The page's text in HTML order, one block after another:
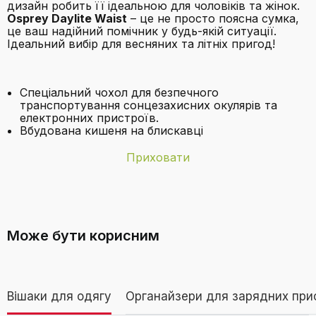
дизайн робить її ідеальною для чоловіків та жінок.
Osprey Daylite Waist – це не просто поясна сумка,
це ваш надійний помічник у будь-якій ситуації.
Ідеальний вибір для весняних та літніх пригод!
Спеціальний чохол для безпечного
транспортування сонцезахисних окулярів та
електронних пристроїв.
Вбудована кишеня на блискавці
Приховати
Категорія Нейтральний (для будь-якого роду)
Може бути корисним
Вішаки для одягу Органайзери для зарядних